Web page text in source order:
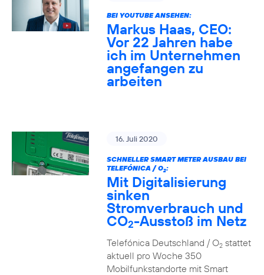
BEI YOUTUBE ANSEHEN:
Markus Haas, CEO:
Vor 22 Jahren habe
ich im Unternehmen
angefangen zu
arbeiten
16. Juli 2020
SCHNELLER SMART METER AUSBAU BEI
TELEFÓNICA / O2:
Mit Digitalisierung
sinken
Stromverbrauch und
CO2-Ausstoß im Netz
Telefónica Deutschland / O2stattet
aktuell pro Woche 350
Mobilfunkstandorte mit Smart